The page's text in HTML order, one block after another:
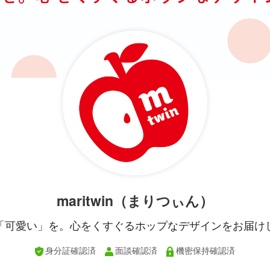
maritwin（まりつぃん）
可愛い」を。心をくすぐるホップなデザインをお届け
身分証確認済 面談確認済 機密保持確認済